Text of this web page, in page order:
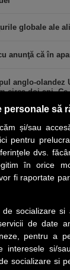
globale ale
anunţă că în
anglo-olandez
circa doi ani. Ce
ne pe
personale să
și/sau
pentru
dvs.
în orice
fi raportate
socializare si
de date
pentru a
interesele si/
socializare si